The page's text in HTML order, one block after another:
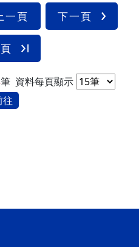
一頁 下一頁
筆 資料每頁顯示
往